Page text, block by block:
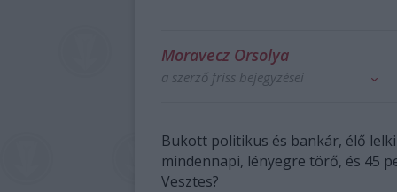
Moravecz Orsolya
a szerző friss bejegyzései
Bukott politikus és bankár, élő
mindennapi, lényegre törő, és 45
Vesztes?